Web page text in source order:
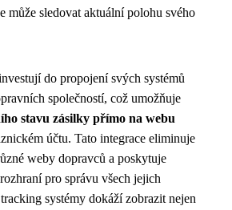
může sledovat aktuální polohu svého
do propojení svých systémů
společností, což umožňuje
stavu zásilky přímo na webu
účtu. Tato integrace eliminuje
weby dopravců a poskytuje
pro správu všech jejich
systémy dokáží zobrazit nejen